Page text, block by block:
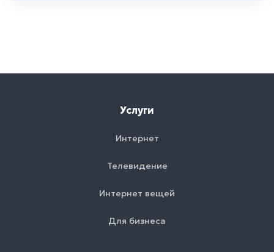
Услуги
Интернет
Телевидение
Интернет вещей
Для бизнеса